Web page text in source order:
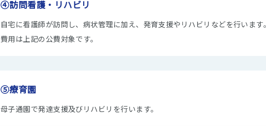
④訪問看護・リハビリ
自宅に看護師が訪問し、病状管理に加え、発育支援やリハビリなどを行います。
費用は上記の公費対象です。
⑤療育園
母子通園で発達支援及びリハビリを行います。